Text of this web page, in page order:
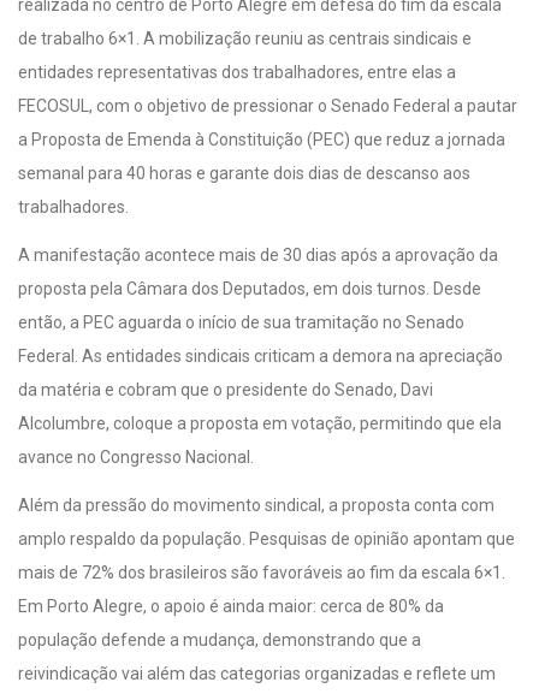
realizada no centro de Porto Alegre em defesa do fim da escala
de trabalho 6×1. A mobilização reuniu as centrais sindicais e
entidades representativas dos trabalhadores, entre elas a
FECOSUL, com o objetivo de pressionar o Senado Federal a pautar
a Proposta de Emenda à Constituição (PEC) que reduz a jornada
semanal para 40 horas e garante dois dias de descanso aos
trabalhadores.
A manifestação acontece mais de 30 dias após a aprovação da
proposta pela Câmara dos Deputados, em dois turnos. Desde
então, a PEC aguarda o início de sua tramitação no Senado
Federal. As entidades sindicais criticam a demora na apreciação
da matéria e cobram que o presidente do Senado, Davi
Alcolumbre, coloque a proposta em votação, permitindo que ela
avance no Congresso Nacional.
Além da pressão do movimento sindical, a proposta conta com
amplo respaldo da população. Pesquisas de opinião apontam que
mais de 72% dos brasileiros são favoráveis ao fim da escala 6×1.
Em Porto Alegre, o apoio é ainda maior: cerca de 80% da
população defende a mudança, demonstrando que a
reivindicação vai além das categorias organizadas e reflete um